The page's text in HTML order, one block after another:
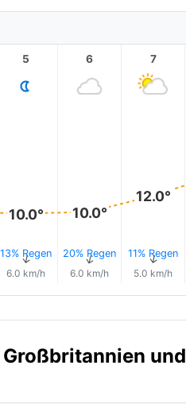
5
10.0°
13% Regen
↑
6.0 km/h
6
10.0°
20% Regen
↑
6.0 km/h
7
12.0°
11% Regen
↑
5.0 km/h
und